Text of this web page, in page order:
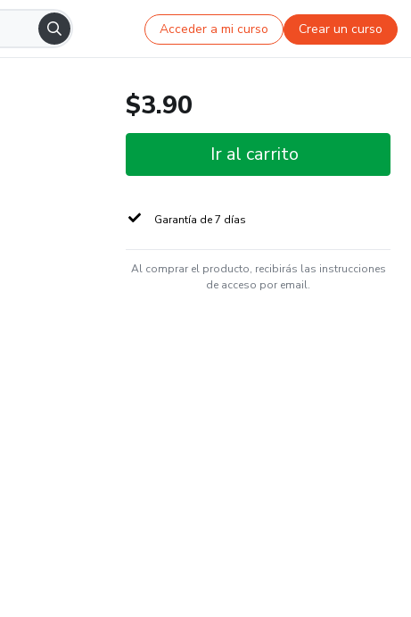
Acceder a mi curso Crear un curso
$3.90
Ir al carrito
Garantía de 7 días
Al comprar el producto, recibirás las instrucciones
de acceso por email.